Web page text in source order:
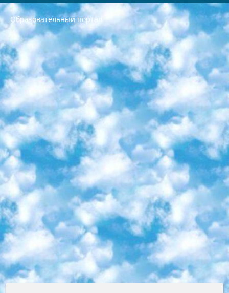
Образовательный портал
РЕСПУБЛИКА УЗБЕКИСТАН МИНИСТРЕРСТВО ДОШКОЛЬНОГО И ШКОЛЬНОГО ОБРАЗОВАНИЯ КОМАНДА в общеобразовательных учреждениях в 2023-2024 учебном году организация и проведение итоговой государственной аттестации обучающихся о Министра дошкольного и школьного образования Республики Узбекистан от 4 марта 2008 года (постановлением Минюста от 20 марта 2008 года № 1778 государственной регистрации) «Итоговое состояние учащихся общего среднего образования на основании положения об утверждении положения об аттестации общего среднего образования выпускной экзамен студентов в образовательных учреждениях в 2023-2024 учебном году В целях организации и прохождения аттестации приказываю: 1. Следующее: перечень предметов, по которым будет проводиться итоговая государственная аттестация и экзамен формы перевода согласно приложению 1; сертификаты международного образца, оценивающие уровень владения иностранными языками перечень согласно приложению 2; 2. Педагогический при специализированных образовательных учреждениях. научно-практический центр квалификации и международной оценки (Д.Давидова) 2024 г. До 25 марта: задания по предметам, по которым будет проводиться итоговая аттестация разработка и утверждение технических условий; итоговая аттестация на основании разработанного предметного задания разработка вопросов по предметам (устно и письменно), экзамен передача; общеобразовательные средние школы и специальные учебные заведения учащиеся выпускных классов школ и интернатов в агентской системе подготовка базы данных экзаменационных материалов и критериев оценки; перевод базы экзаменационных материалов на все языки обучения подать в Республиканский образовательный центр для изготовления; варианты экзаменов на основе разработанных контрольных материалов пусть будут поставлены задачи формирования. 3. Республиканский образовательный центр (Ш.Худайкулов) до 5 апреля 2024 года. до: база данных предоставленных экзаменационных материалов на все языки обучения перевод и экспертиза; для слепых, слабовидящих, глухих, слабослышащих и умственно отсталых детей учащиеся выпускных классов специализированных школ и школ-интернатов база данных экзаменационных материалов на всех преподаваемых языках подготовка критериев оценки; специализированные школы для умственно отсталых детей и технологии для учащихся выпускных классов школ-интернатов разработка соответствующих рекомендаций и критериев проведения ЕГЭ по естествознанию давать задания. 4. Педагогический при специализированных образовательных учреждениях. Научно-практический центр навыков и международной оценки (Д.Давидова), Республика образовательный центр (Худайкулов Ш.) итоговый государственный аттестационный экзамен ориентирован на творческое и логическое мышление при подготовке базы материалов учитывать введение заданий. 5. Следует отметить, что: сертификат государственного образца о знании общеобразовательного предмета и как минимум национальный уровень B1 по предметам на иностранных языках, указанным в Приложении 2. или международно признанный сертификат эквивалентного уровня студенты, изучающие определенный предмет, освобождаются от экзамена; по соответствующим предметам запланирована итоговая государственная аттестация за день до дня, путем жеребьевки Рабочей группой (в письменной форме по предметам, проводимым в форме) из числа сформированных вариантов выбрано 2 варианта; 2 выбранных варианта экзамена анонсированы на официальном сайте министерства и все выпускники по всей стране на основе этих вариантов проводит итоговую государственную аттестацию. 6. Государственное образование учащихся средних общеобразовательных учреждений. знания в соответствии с квалификационными требованиями, которые необходимо приобрести на основании стандартов итоговый (выпускной) контроль для 9 и 11 классов в целях тестирования Экзамены (далее – экзамены) состоят из предметов, перечисленных в приложении 1. будет сделано. 7. Экзамены пройдут с 26 мая по 15 июня 2024 г. (кроме науки физического воспитания). 8. Физическая для учащихся 9 классов общесредних образовательных учреждений. Экзамены по предмету «Образование, квалификация медицина» 1-6 мая 2024 года. сотрудники перевести под присмотр (с отклонениями в физическом или умственном развитии) специализированная школа для детей, школы-интернаты и со сколиозом школы-интернаты санаторного типа для больных детей исключены). 9. Он был слепым, слабовидящим и имел нарушения опорно-двигательного аппарата. экзамены в специализированных школах и интернатах для детей должны проводиться исходя из требований, предъявляемых к общеобразовательным учреждениям (физкультура кроме науки). 10. Специализированная школа для глухих и слабослышащих детей. и экзамены в интернатах и быть реализован в виде письменного теста по математике. 11. Специальность для умственно отсталых детей. Для 9 класса Родной язык и литературное письмо Государственный язык (язык обучения – узбекский). для неклассов) написано Математическое письмо Письменная/устная история Узбекистана Физическое воспитание практично Итоговый контроль Для 11 класса Написание родного языка и литературы (эссе) Математическое письмо Узбекский язык (обучение на узбекском языке) не посещающее общее среднее образование для учреждений)/Образовательное учреждение выбор письменный и устный Иностранный язык письменный/устный Письменная/устная история Узбекистана *По выбору студента:  Химия  Физика  Основы государственного права  География 10 бесплатных образовательных ресурсов - Мы составили подборку онлайн-проектов с интерактивными упражнениями, видеолекциями и статьями. Они помогут вам обрести новые и освежить старые знания бесплатно. 1. «ИНТУИТ» Старейшая образовательная площадка Рунета. Здесь вы найдёте сотни текстовых и видеокурсов на десятки различных тем — от программирования до психологии. Многие курсы подготовлены российскими университетами и крупными международными компаниями вроде Intel и Microsoft. Самостоятельное обучение бесплатное, но желающие могут оплатить услуги персональных наставников. 2. «Смартия» знакомит с актуальными профессиями и подсказывает, как им обучаться. Выбрав заинтересовавшую вас специальность — SMM-специалист, фотограф, веб-дизайнер или другую, — увидите список необходимых для неё умений. Чтобы вы могли освоить их самостоятельно, для каждого умения площадка отображает подборку ссылок на учебные материалы. Хотя «Смартия» ориентируется на русскоязычную аудиторию, часть контента всё же доступна только на английском. 3. «Лекторий Физтеха» Проект Московского физико-технического института (Физтеха). С его помощью вы можете смотреть онлайн серии лекций, записанные на видео в этом вузе. В числе доступных предметов — физика, биология, химия, информационные технологии и другие. К некоторым лекциям администрация ресурса прилагает готовые конспекты, которые можно скачивать в PDF-формате. 4. ITMOcourses Онлайн-площадка Санкт-Петербургского национального исследовательского университета информационных технологий, механики и оптики (ИТМО). Ресурс предоставляет свободный доступ к курсам, разработанным в этом вузе. Каталог материалов разбит на четыре категории: «Оптические системы и технологии», «Приборостроение и робототехника», «Информационные технологии» и «Биотехнологии». Курсы состоят из видеолекций, интерактивных демонстраций и заданий. 5. «КиберЛенинка» Электронная научная библиотека открытого доступа. Каталог площадки регулярно обрастает текстами статей из различных научных изданий. Сгруппированные по журналам и рубрикам публикации можно читать онлайн или скачивать целиком в PDF-формате. Проект нацелен на популяризацию науки за счёт открытого доступа к качественной информации. 6. «ПостНаука» На этом ресурсе публикуют подборки видеолекций, составленные экспертами из разных отраслей и объединённые общими темами. Среди них, к примеру, есть серии «Биоинформатика и геномика», «Культура средневековой Скандинавии» и Cinema Studies о теории кино. Каждая подборка лекций — логически связанная история, рассказанная экспертом от первого лица. Кроме того, на сайте появляются научно-образовательные статьи и тесты на разные темы. 7. «Newочём» Команда проекта «Newочём» отбирает самые интересные тексты из англоязычных СМИ и переводит те из них, за которые голосуют участники сообщества «ВКонтакте». По большей части это научно-популярные статьи. Редакторы придумывают лишь заголовки, в остальном содержание переводов соответствует оригиналам. Полные тексты можно читать прямо в социальной сети. 8. InternetUrok Онлайн-база материалов по основным дисциплинам школьной программы. Информация на сайте структурирована по классам, предметам и темам (урокам). Каждый урок состоит из видеолекций и конспектов. Есть также интерактивные тренажёры и тесты для закрепления пройденного материала. Даже если вы давно окончили школу, возможность повторить программу старших классов всегда может пригодиться. 9. Edutainme Ещё один ресурс об образовании. В отличие от Newtonew, как мне кажется, Edutainme больше ориентируется на представителей индустрии: педагогов, предпринимателей, разработчиков образовательных проектов. Но и любой, кто просто стремится к саморазвитию, найдёт на сайте много полезного и интересного для себя. Например, информацию о новых курсах и образовательных сервисах. 10. Newtonew Онлайн-медиа об образовании и обучении в широком смысле. Авторы Newtonew пишут об инструментах, заведениях, тактиках и стратегиях, которые помогают учить других и получать новые знания самостоятельно. На этой площадке вы найдёте новости, обзоры, аналитические мат